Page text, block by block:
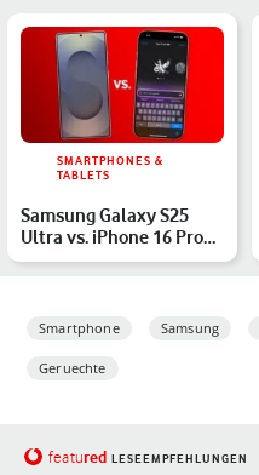
SMARTPHONES &
TABLETS
Samsung Galaxy S25
Ultra vs. iPhone 16 Pro
Max: Die Topmodelle im…
Smartphone Samsung
Geruechte
featured LESEEMPFEHLUNGEN